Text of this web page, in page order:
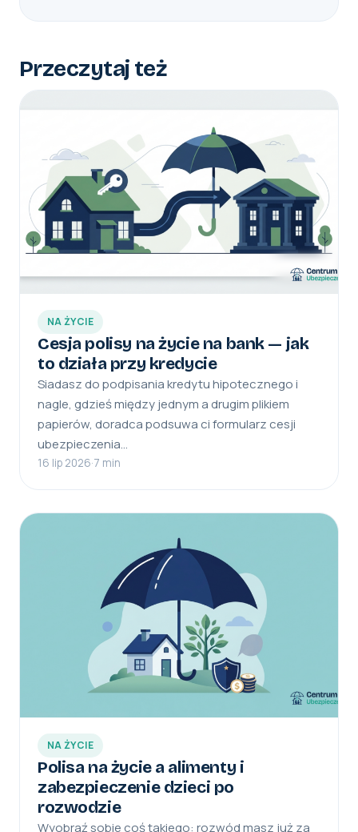
Przeczytaj też
NA ŻYCIE
Cesja polisy na życie na bank — jak
to działa przy kredycie
Siadasz do podpisania kredytu hipotecznego i
nagle, gdzieś między jednym a drugim plikiem
papierów, doradca podsuwa ci formularz cesji
ubezpieczenia…
16 lip 2026·7 min
NA ŻYCIE
Polisa na życie a alimenty i
zabezpieczenie dzieci po
rozwodzie
Wyobraź sobie coś takiego: rozwód masz już za